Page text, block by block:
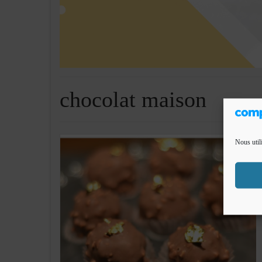
Nous
chocolat maison